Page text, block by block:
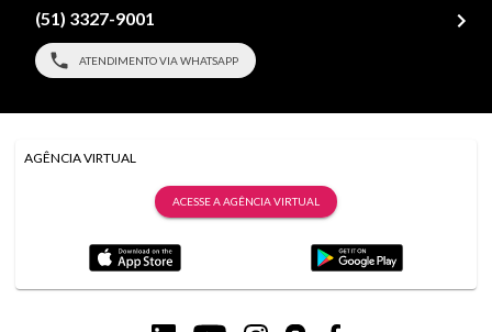
(51) 3327-9001
ATENDIMENTO VIA WHATSAPP
AGÊNCIA VIRTUAL
ACESSE A AGÊNCIA VIRTUAL